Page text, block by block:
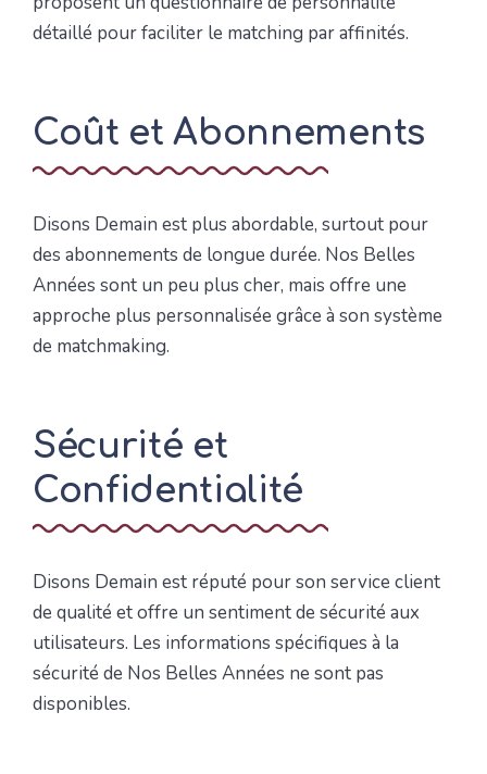
détaillé pour faciliter le matching par affinités.
Coût et Abonnements
Disons Demain est plus abordable, surtout pour
des abonnements de longue durée. Nos Belles
Années sont un peu plus cher, mais offre une
approche plus personnalisée grâce à son système
de matchmaking.
Sécurité et
Confidentialité
Disons Demain est réputé pour son service client
de qualité et offre un sentiment de sécurité aux
utilisateurs. Les informations spécifiques à la
sécurité de Nos Belles Années ne sont pas
disponibles.